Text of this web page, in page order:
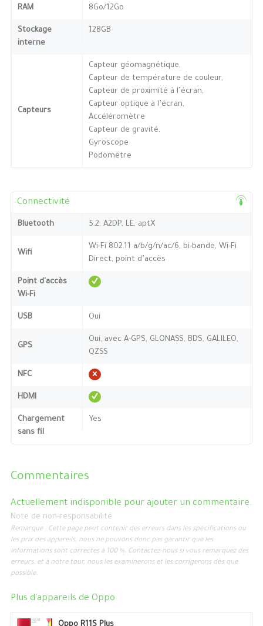
RAM 8Go/12Go
Stockage
interne
128GB
Capteurs
Capteur géomagnétique,
Capteur de température de couleur,
Capteur de proximité à l’écran,
Capteur optique à l’écran,
Accéléromètre
Capteur de gravité,
Gyroscope
Podomètre
Connectivité
Bluetooth 5.2, A2DP, LE, aptX
Wifi
Wi-Fi 802.11 a/b/g/n/ac/6, bi-bande, Wi-Fi
Direct, point d’accès
Point d'accès
Wi-Fi
USB Oui
GPS
Oui, avec A-GPS, GLONASS, BDS, GALILEO,
QZSS
NFC
HDMI
Chargement
sans fil
Yes
Commentaires
Actuellement indisponible pour ajouter un commentaire.
Note de non-responsabilité
Remarque : Cette page peut contenir des erreurs dans les spécifications ou
les prix des appareils, nous ne pouvons donc pas garantir que les
informations sont correctes à 100 %. Contactez-nous si vous remarquez des
erreurs, et à notre tour, nous les examinerons et les corrigerons dès que
possible.
Plus d'appareils de Oppo